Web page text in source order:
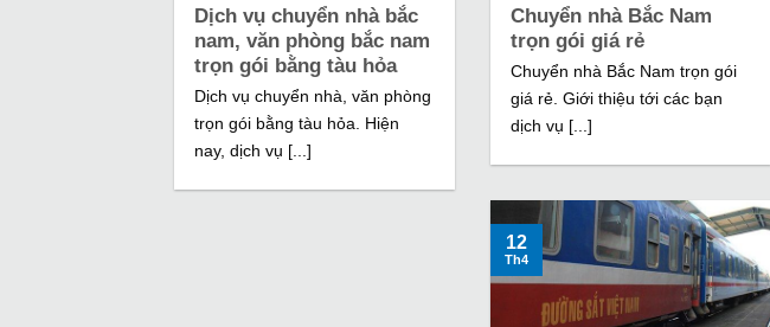
Dịch vụ chuyển nhà bắc
nam, văn phòng bắc nam
trọn gói bằng tàu hỏa
Dịch vụ chuyển nhà, văn phòng
trọn gói bằng tàu hỏa. Hiện
nay, dịch vụ [...]
Chuyển nhà Bắc Nam
trọn gói giá rẻ
Chuyển nhà Bắc Nam trọn gói
giá rẻ. Giới thiệu tới các bạn
dịch vụ [...]
12
Th4